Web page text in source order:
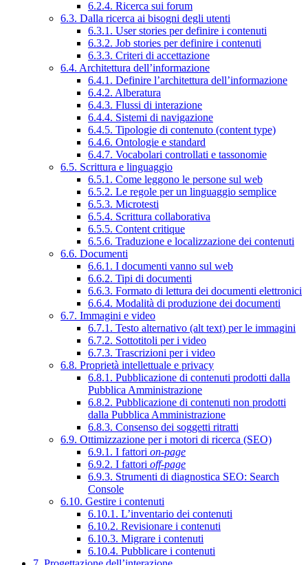
6.2.4. Ricerca sui forum
6.3. Dalla ricerca ai bisogni degli utenti
6.3.1. User stories per definire i contenuti
6.3.2. Job stories per definire i contenuti
6.3.3. Criteri di accettazione
6.4. Architettura dell’informazione
6.4.1. Definire l’architettura dell’informazione
6.4.2. Alberatura
6.4.3. Flussi di interazione
6.4.4. Sistemi di navigazione
6.4.5. Tipologie di contenuto (content type)
6.4.6. Ontologie e standard
6.4.7. Vocabolari controllati e tassonomie
6.5. Scrittura e linguaggio
6.5.1. Come leggono le persone sul web
6.5.2. Le regole per un linguaggio semplice
6.5.3. Microtesti
6.5.4. Scrittura collaborativa
6.5.5. Content critique
6.5.6. Traduzione e localizzazione dei contenuti
6.6. Documenti
6.6.1. I documenti vanno sul web
6.6.2. Tipi di documenti
6.6.3. Formato di lettura dei documenti elettronici
6.6.4. Modalità di produzione dei documenti
6.7. Immagini e video
6.7.1. Testo alternativo (alt text) per le immagini
6.7.2. Sottotitoli per i video
6.7.3. Trascrizioni per i video
6.8. Proprietà intellettuale e privacy
6.8.1. Pubblicazione di contenuti prodotti dalla
Pubblica Amministrazione
6.8.2. Pubblicazione di contenuti non prodotti
dalla Pubblica Amministrazione
6.8.3. Consenso dei soggetti ritratti
6.9. Ottimizzazione per i motori di ricerca (SEO)
6.9.1. I fattori on-page
6.9.2. I fattori off-page
6.9.3. Strumenti di diagnostica SEO: Search
Console
6.10. Gestire i contenuti
6.10.1. L’inventario dei contenuti
6.10.2. Revisionare i contenuti
6.10.3. Migrare i contenuti
6.10.4. Pubblicare i contenuti